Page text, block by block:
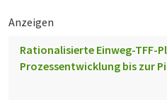
Anzeigen
Rationalisierte Einweg-TFF-
Prozessentwicklung bis zur